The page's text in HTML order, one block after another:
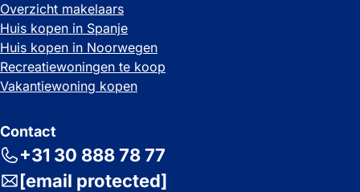
Overzicht makelaars
Huis kopen in Spanje
Huis kopen in Noorwegen
Recreatiewoningen te koop
Vakantiewoning kopen
Contact
+31 30 888 78 77
[email protected]